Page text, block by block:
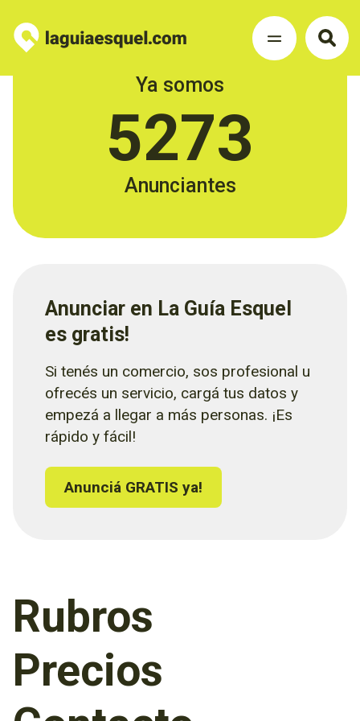
Ya somos
5273
Anunciantes
Anunciar en La Guía Esquel
es gratis!
Si tenés un comercio, sos profesional u
ofrecés un servicio, cargá tus datos y
empezá a llegar a más personas. ¡Es
rápido y fácil!
Anunciá GRATIS ya!
Rubros
Precios